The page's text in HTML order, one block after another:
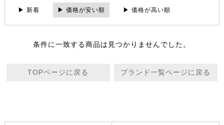
▶ 新着 ▶ 価格が安い順 ▶ 価格が高い順
条件に一致する商品は見つかりませんでした。
TOPページに戻る ブランド一覧ページに戻る